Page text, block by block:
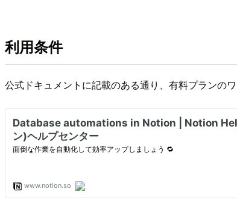
利用条件
公式ドキュメントに記載のある通り、有料プランの